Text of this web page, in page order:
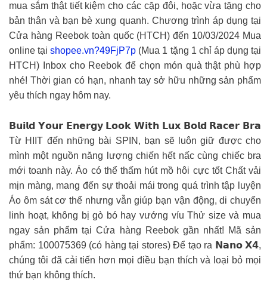
mua sắm thật tiết kiệm cho các cặp đôi, hoặc vừa tặng cho
bản thân và bạn bè xung quanh. Chương trình áp dụng tại
Cửa hàng Reebok toàn quốc (HTCH) đến 10/03/2024 Mua
online tạishopee.vn?49FjP7p (Mua 1 tặng 1 chỉ áp dụng tại
HTCH) Inbox cho Reebok để chọn món quà thật phù hợp
nhé! Thời gian có hạn, nhanh tay sở hữu những sản phẩm
yêu thích ngay hôm nay.
𝗕𝘂𝗶𝗹𝗱 𝗬𝗼𝘂𝗿 𝗘𝗻𝗲𝗿𝗴𝘆 𝗟𝗼𝗼𝗸 𝗪𝗶𝘁𝗵 𝗟𝘂𝘅 𝗕𝗼𝗹𝗱 𝗥𝗮𝗰𝗲𝗿 𝗕𝗿𝗮
Từ HIIT đến những bài SPIN, bạn sẽ luôn giữ được cho
mình một nguồn năng lượng chiến hết nấc cùng chiếc bra
mới toanh này. Áo có thể thấm hút mồ hôi cực tốt Chất vải
mịn màng, mang đến sự thoải mái trong quá trình tập luyện
Áo ôm sát cơ thể nhưng vẫn giúp bạn vận động, di chuyển
linh hoạt, không bị gò bó hay vướng víu Thử size và mua
ngay sản phẩm tại Cửa hàng Reebok gần nhất! Mã sản
phẩm: 100075369 (có hàng tại stores) Để tạo ra 𝗡𝗮𝗻𝗼 𝗫𝟰,
chúng tôi đã cải tiến hơn mọi điều bạn thích và loại bỏ mọi
thứ bạn không thích.